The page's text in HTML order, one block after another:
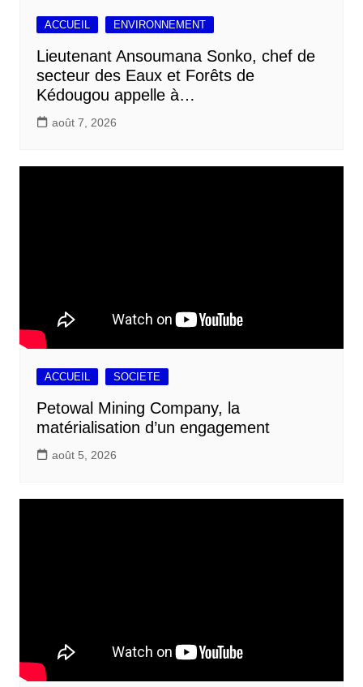
ACCUEIL ENVIRONNEMENT
Lieutenant Ansoumana Sonko, chef de
secteur des Eaux et Forêts de
Kédougou appelle à…
août 7, 2026
ACCUEIL SOCIETE
Petowal Mining Company, la
matérialisation d’un engagement
août 5, 2026